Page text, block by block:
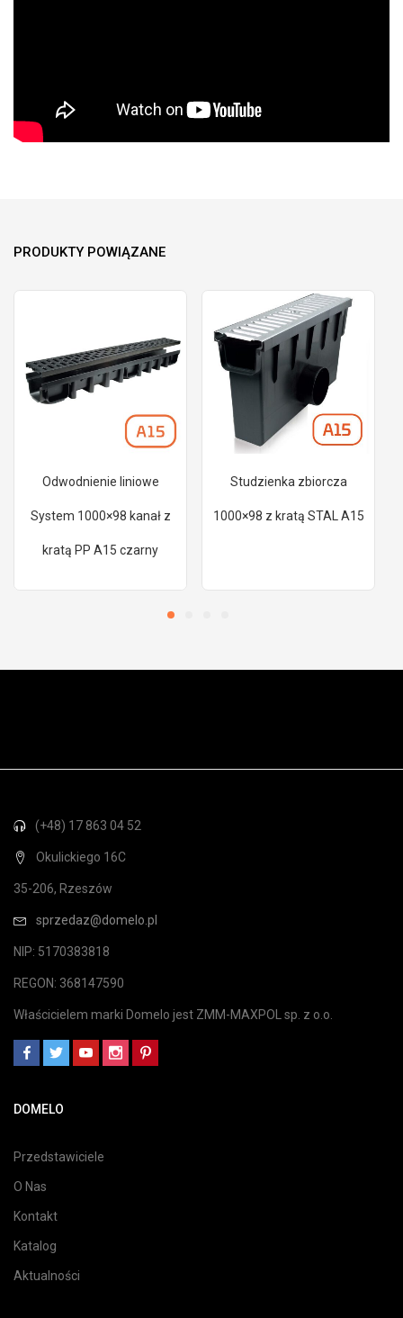
PRODUKTY POWIĄZANE
Odwodnienie liniowe
System 1000×98 kanał z
kratą PP A15 czarny
Studzienka zbiorcza
1000×98 z kratą STAL A15
(+48) 17 863 04 52
Okulickiego 16C
35-206, Rzeszów
sprzedaz@domelo.pl
NIP: 5170383818
REGON: 368147590
Właścicielem marki Domelo jest ZMM-MAXPOL sp. z o.o.
DOMELO
Przedstawiciele
O Nas
Kontakt
Katalog
Aktualności